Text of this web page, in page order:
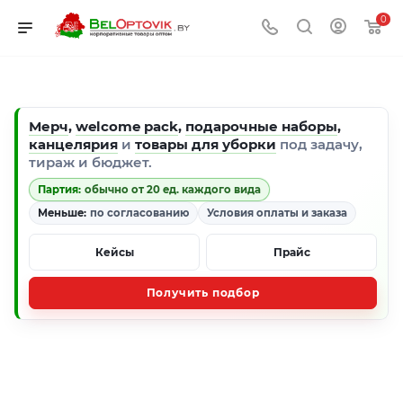
0
Мерч, welcome pack, подарочные наборы,
канцелярия и товары для уборки под задачу,
тираж и бюджет.
Партия: обычно от 20 ед. каждого вида
Меньше: по согласованию Условия оплаты и заказа
Кейсы Прайс
Получить подбор